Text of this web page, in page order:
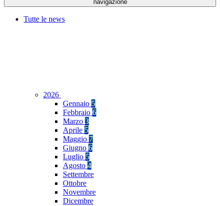
navigazione
Tutte le news
2026
Gennaio 5
Febbraio 6
Marzo 3
Aprile 5
Maggio 7
Giugno 6
Luglio 5
Agosto 4
Settembre
Ottobre
Novembre
Dicembre